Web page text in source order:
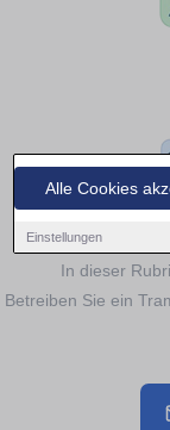
Alle Cookies
Einstellungen
In dieser
Betreiben Sie ein